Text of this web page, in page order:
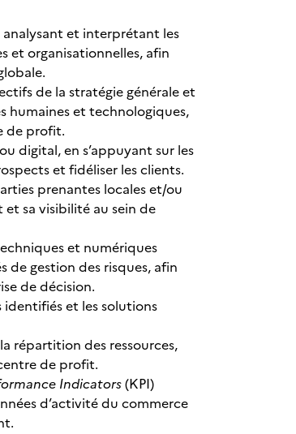
et interprétant les
et organisationnelles, afin
de la stratégie générale et
humaines et technologiques,
de profit.
digital, en s’appuyant sur les
et fidéliser les clients.
prenantes locales et/ou
sa visibilité au sein de
et numériques
de gestion des risques, afin
de décision.
et les solutions
répartition des ressources,
de profit.
Indicators(KPI)
d’activité du commerce